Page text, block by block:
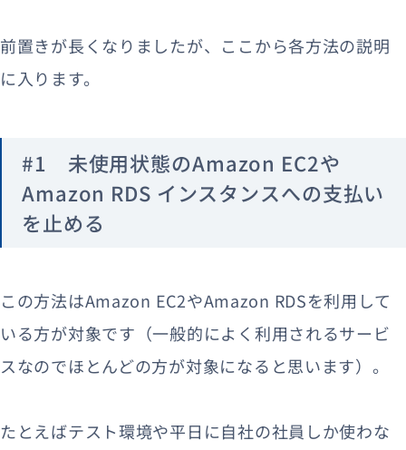
前置きが長くなりましたが、ここから各方法の説明
に入ります。
#1 未使用状態のAmazon EC2や
Amazon RDS インスタンスへの支払い
を止める
この方法はAmazon EC2やAmazon RDSを利用して
いる方が対象です（一般的によく利用されるサービ
スなのでほとんどの方が対象になると思います）。
たとえばテスト環境や平日に自社の社員しか使わな